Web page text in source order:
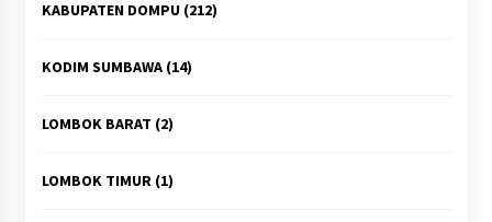
KABUPATEN DOMPU(212)
KODIM SUMBAWA(14)
LOMBOK BARAT (2)
LOMBOK TIMUR (1)